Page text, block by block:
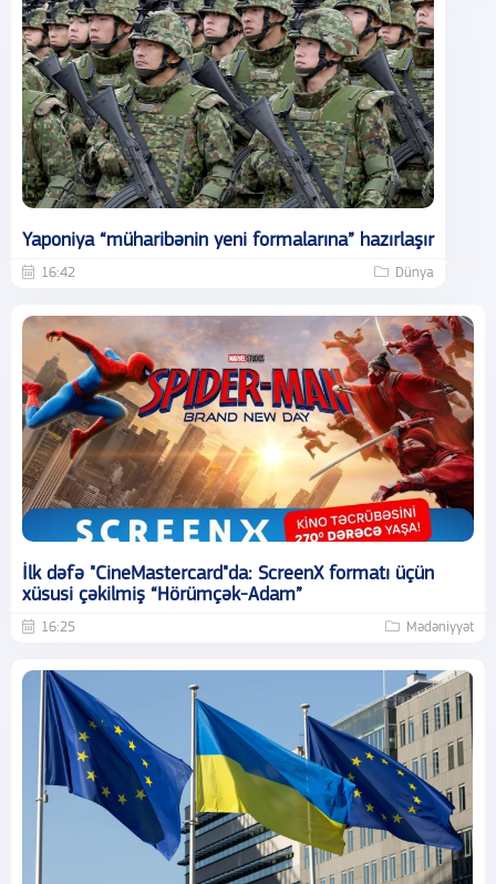
Yaponiya “müharibənin yeni formalarına” hazırlaşır
16:42 Dünya
İlk dəfə "CineMastercard"da: ScreenX formatı üçün
xüsusi çəkilmiş “Hörümçək-Adam”
16:25 Mədəniyyət